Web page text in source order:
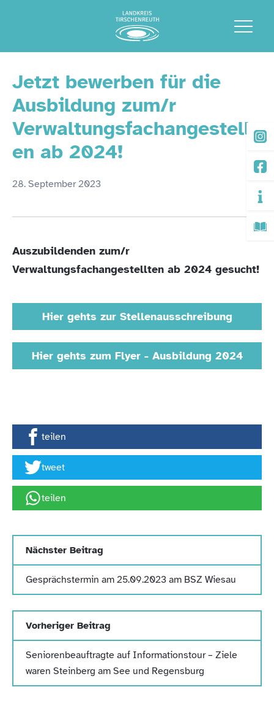
Jetzt bewerben für die
Ausbildung zum/r
Verwaltungsfachangestellt
en ab 2024!
28. September 2023
Auszubildenden zum/r
Verwaltungsfachangestellten ab 2024 gesucht!
Hier gehts zur Stellenausschreibung
Hier gehts zum Flyer - Ausbildung 2024
teilen
tweet
teilen
Nächster Beitrag
Gesprächstermin am 25.09.2023 am BSZ Wiesau
Vorheriger Beitrag
Seniorenbeauftragte auf Informationstour – Ziele
waren Steinberg am See und Regensburg